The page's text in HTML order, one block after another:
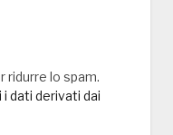
ridurre lo spam.
dati derivati dai